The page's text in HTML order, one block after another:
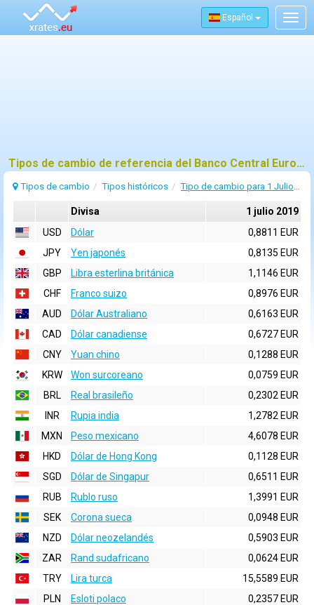
Español
Tipos de cambio de referencia del Banco Central Europeo (BCE) para 1 julio 2019
Tipos de cambio Tipos históricos Tipo de cambio para 1 Julio 2019
Divisa
1 julio 2019
USD
Dólar
0,8811 EUR
JPY
Yen japonés
0,8135 EUR
GBP
Libra esterlina británica
1,1146 EUR
CHF
Franco suizo
0,8976 EUR
AUD
Dólar Australiano
0,6163 EUR
CAD
Dólar canadiense
0,6727 EUR
CNY
Yuan chino
0,1288 EUR
KRW
Won surcoreano
0,0759 EUR
BRL
Real brasileño
0,2302 EUR
INR
Rupia india
1,2782 EUR
MXN
Peso mexicano
4,6078 EUR
HKD
Dólar de Hong Kong
0,1128 EUR
SGD
Dólar de Singapur
0,6511 EUR
RUB
Rublo ruso
1,3991 EUR
SEK
Corona sueca
0,0948 EUR
NZD
Dólar neozelandés
0,5903 EUR
ZAR
Rand sudafricano
0,0624 EUR
TRY
Lira turca
15,5589 EUR
PLN
Esloti polaco
0,2357 EUR